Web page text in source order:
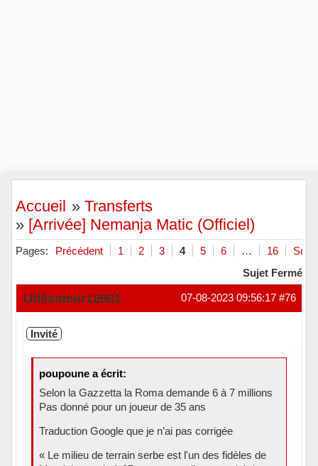
Accueil »Transferts
» [Arrivée] Nemanja Matic (Officiel)
Pages: Précédent 1 2 3 4 5 6 … 16
Sujet Fermé
#76
07-08-2023 09:56:17
Utilisateur12081
Invité
poupoune a écrit:
Selon la Gazzetta la Roma demande 6 à 7 millions
Pas donné pour un joueur de 35 ans
Traduction Google que je n’ai pas corrigée
« Le milieu de terrain serbe est l'un des fidèles de